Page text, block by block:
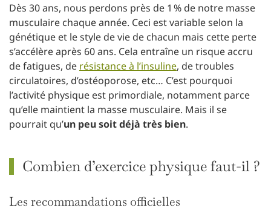
Dès 30 ans, nous perdons près de 1 % de notre masse
musculaire chaque année. Ceci est variable selon la
génétique et le style de vie de chacun mais cette perte
s’accélère après 60 ans. Cela entraîne un risque accru
de fatigues, de résistance à l’insuline, de troubles
circulatoires, d’ostéoporose, etc… C’est pourquoi
l’activité physique est primordiale, notamment parce
qu’elle maintient la masse musculaire. Mais il se
pourrait qu’un peu soit déjà très bien.
Combien d’exercice physique faut-il ?
Les recommandations officielles